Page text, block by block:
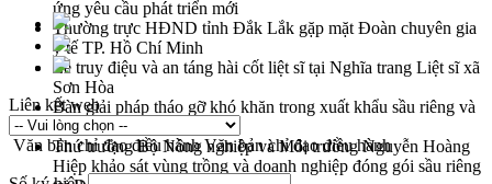
ứng yêu cầu phát triển mới
Thường trực HĐND tỉnh Đắk Lắk gặp mặt Đoàn chuyên gia
y tế TP. Hồ Chí Minh
Lễ truy điệu và an táng hài cốt liệt sĩ tại Nghĩa trang Liệt sĩ xã
Sơn Hòa
Bàn giải pháp tháo gỡ khó khăn trong xuất khẩu sầu riêng và
triển khai quy định EUDR
Thứ trưởng Bộ Nông nghiệp và Môi trường Nguyễn Hoàng
Hiệp khảo sát vùng trồng và doanh nghiệp đóng gói sầu riêng
Liên kết web
Văn bản chỉ đạo điều hành Văn bản chỉ đạo điều hành